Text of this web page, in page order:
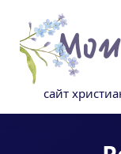
содержимому
сайт